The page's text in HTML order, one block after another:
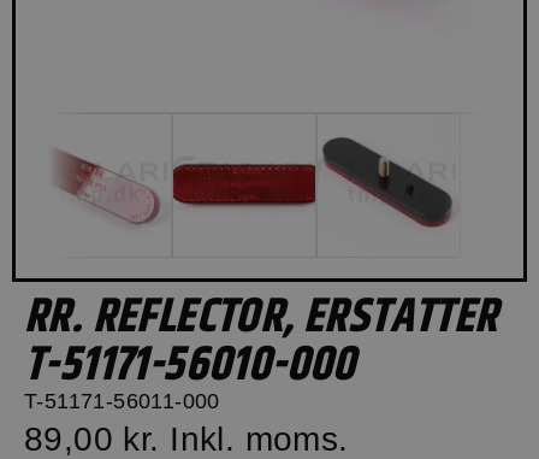
RR. REFLECTOR, ERSTATTER
T-51171-56010-000
T-51171-56011-000
89,00 kr. Inkl. moms.